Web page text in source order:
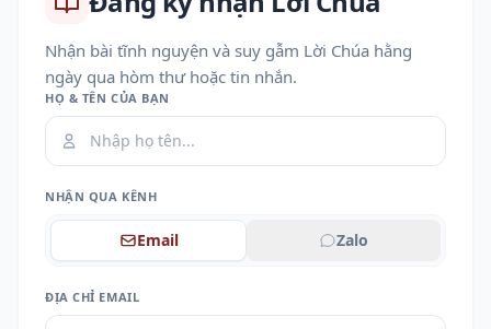
Nhận bài tĩnh nguyện và suy gẫm Lời Chúa hằng
ngày qua hòm thư hoặc tin nhắn.
HỌ & TÊN CỦA BẠN
NHẬN QUA KÊNH
Email Zalo
ĐỊA CHỈ EMAIL